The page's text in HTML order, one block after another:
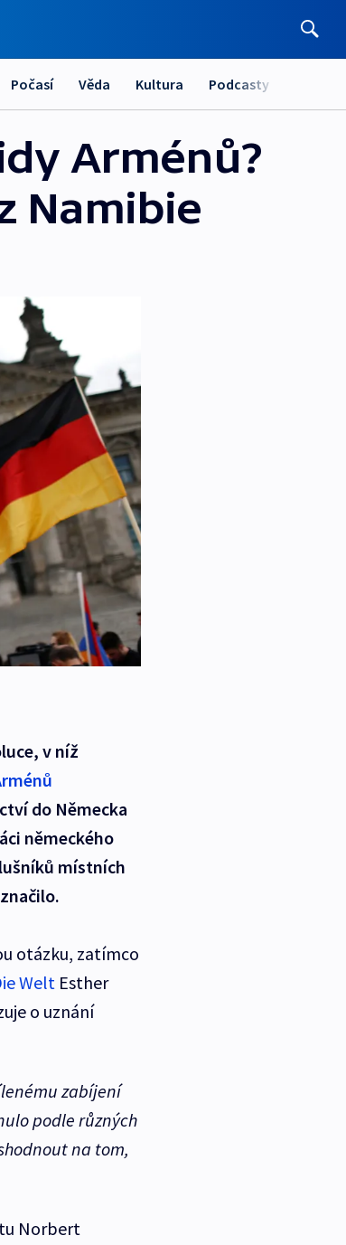
Počasí Věda Kultura Podcasty
Arménů?
Namibie
v níž
do Německa
německého
místních
otázku, zatímco
WeltEsther
o uznání
zabíjení
podle různých
na tom,
Norbert